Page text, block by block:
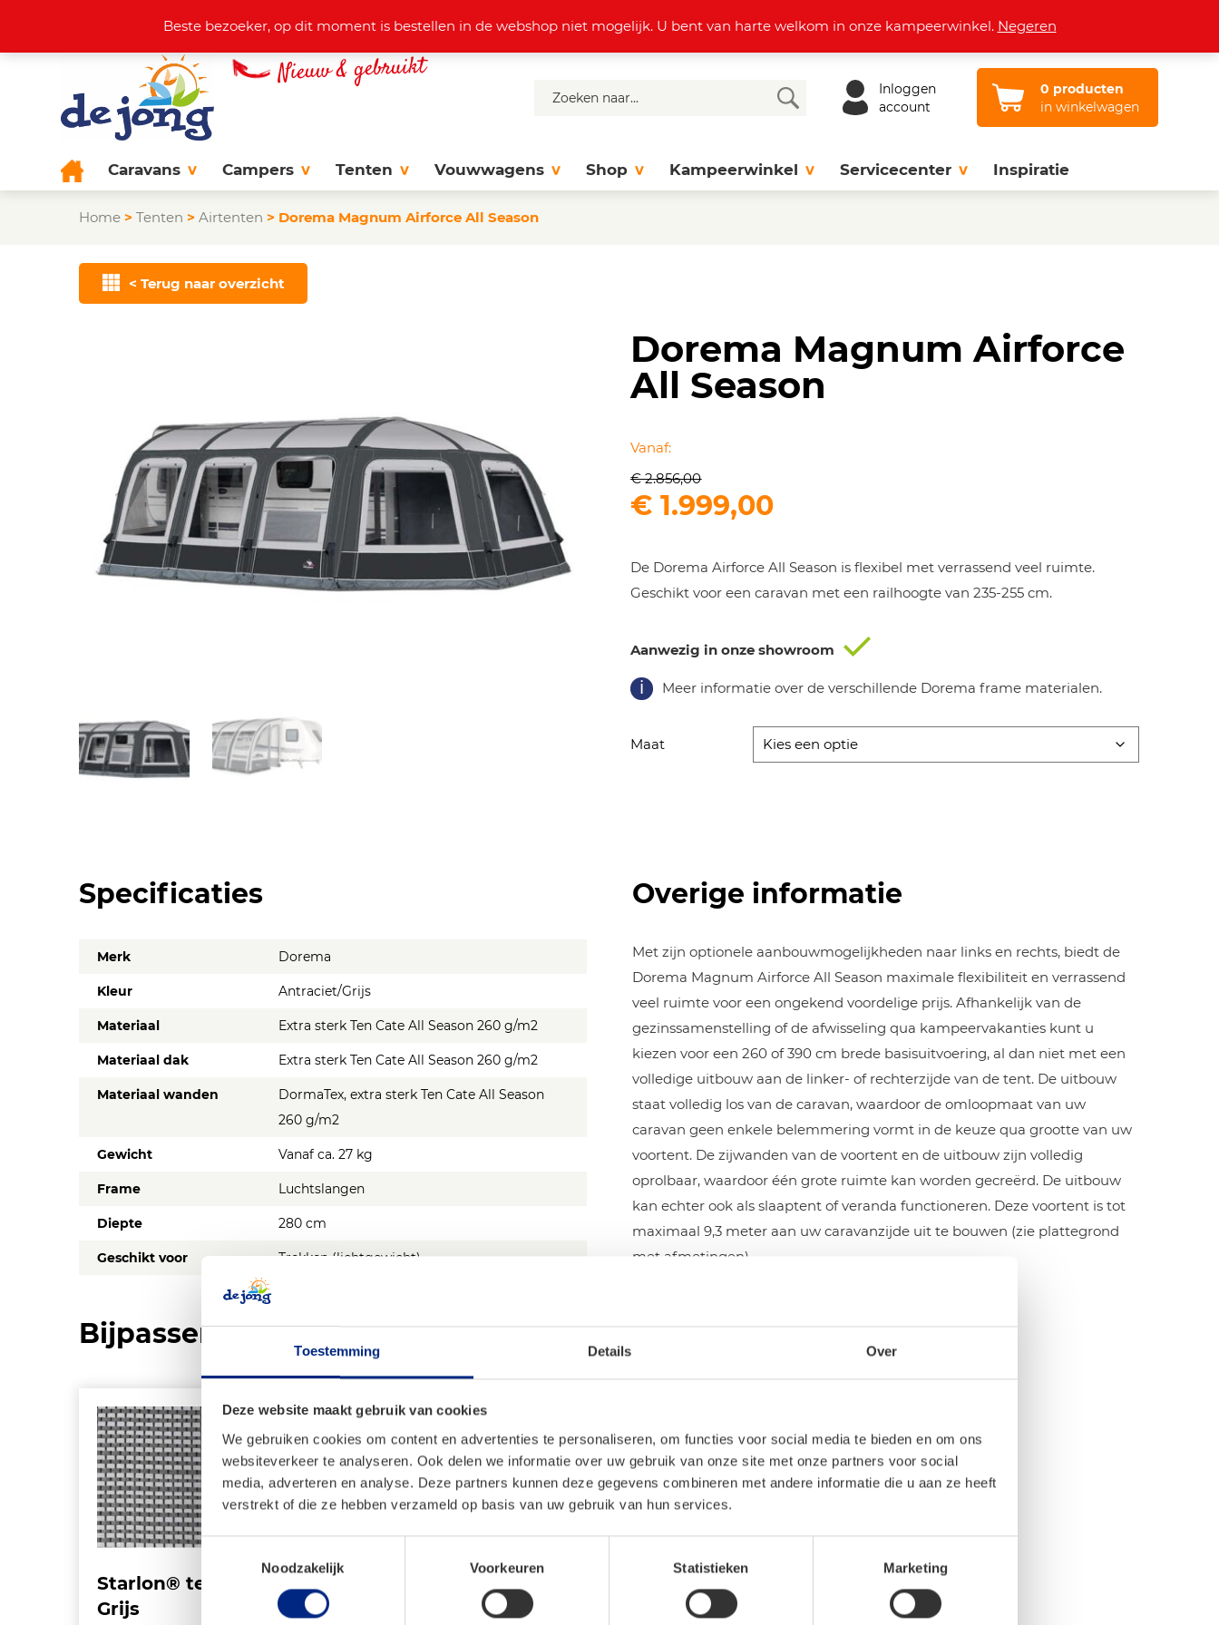
Toestemming Details Over
Deze website maakt gebruik van cookies
We gebruiken cookies om content en advertenties te personaliseren, om functies voor social media te bieden en om ons
websiteverkeer te analyseren. Ook delen we informatie over uw gebruik van onze site met onze partners voor social
media, adverteren en analyse. Deze partners kunnen deze gegevens combineren met andere informatie die u aan ze heeft
verstrekt of die ze hebben verzameld op basis van uw gebruik van hun services.
Toestemmingsselectie
Noodzakelijk
Voorkeuren Statistieken Marketing
Actuele aanbod +31 (0)38 444 37 77 info@dejonghattem.nl Openingstijden Vacatures
Inloggen
account
0 producten
in winkelwagen
Caravans Campers Tenten Vouwwagens Shop Kampeerwinkel Servicecenter Inspiratie
Home > Tenten > Airtenten > Dorema Magnum Airforce All Season
< Terug naar overzicht
Dorema Magnum Airforce
All Season
Vanaf:
€2.856,00
Oorspronkelijke
was:
€ 2.856,00.
€ 1.999,00Huidige
is:
€ 1.999,00.
De Dorema Airforce All Season is flexibel met verrassend veel ruimte.
Geschikt voor een caravan met een railhoogte van 235-255 cm.
Aanwezig in onze showroom
Meer informatie over de verschillende Dorema frame materialen.
Maat
Specificaties
Merk Dorema
Kleur Antraciet/Grijs
Materiaal Extra sterk Ten Cate All Season 260 g/m2
Materiaal dak Extra sterk Ten Cate All Season 260 g/m2
Materiaal wanden
DormaTex, extra sterk Ten Cate All Season
260 g/m2
Gewicht Vanaf ca. 27 kg
Frame Luchtslangen
Diepte 280 cm
Geschikt voor Trekken (lichtgewicht)
Overige informatie
Met zijn optionele aanbouwmogelijkheden naar links en rechts, biedt de
Dorema Magnum Airforce All Season maximale flexibiliteit en verrassend
veel ruimte voor een ongekend voordelige prijs. Afhankelijk van de
gezinssamenstelling of de afwisseling qua kampeervakanties kunt u
kiezen voor een 260 of 390 cm brede basisuitvoering, al dan niet met een
volledige uitbouw aan de linker- of rechterzijde van de tent. De uitbouw
staat volledig los van de caravan, waardoor de omloopmaat van uw
caravan geen enkele belemmering vormt in de keuze qua grootte van uw
voortent. De zijwanden van de voortent en de uitbouw zijn volledig
oprolbaar, waardoor één grote ruimte kan worden gecreërd. De uitbouw
kan echter ook als slaaptent of veranda functioneren. Deze voortent is tot
maximaal 9,3 meter aan uw caravanzijde uit te bouwen (zie plattegrond
met afmetingen).
Bijpassende producten
Starlon® tenttapijt –
Grijs
Starlon® tenttapijt –
Beste bezoeker, op dit moment is bestellen in de webshop niet mogelijk. U bent van harte welkom in onze kampeerwinkel. Negeren